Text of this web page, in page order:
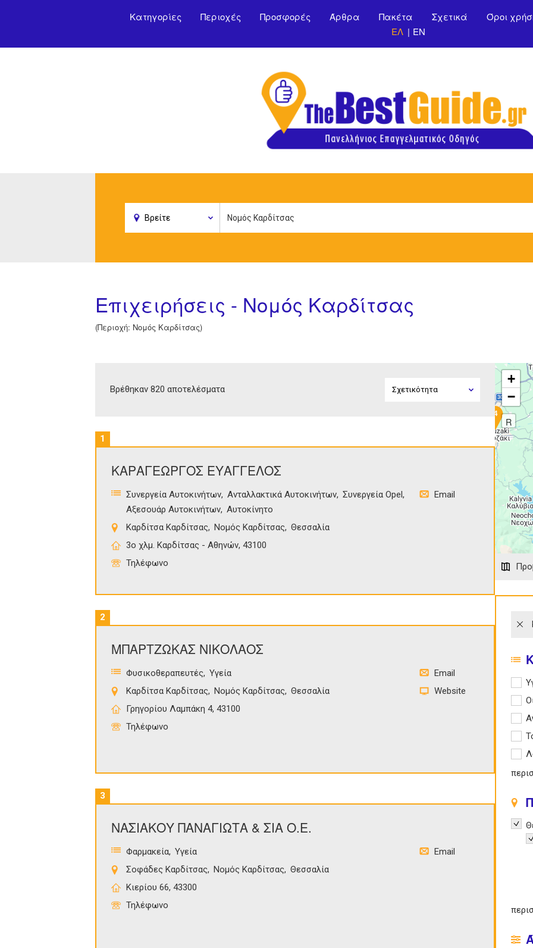
κυρίως περιεχόμενο
Κατηγορίες Περιοχές Προσφορές Άρθρα Πακέτα Σχετικά Όροι
ΕΛ
EN
Επιχειρήσεις - Νομός Καρδίτσας
(Περιοχή: Νομός Καρδίτσας)
Βρέθηκαν 820 αποτελέσματα
1
ΚΑΡΑΓΕΩΡΓΟΣ ΕΥΑΓΓΕΛΟΣ
Συνεργεία Αυτοκινήτων Ανταλλακτικά Αυτοκινήτων Συνεργεία Opel
Αξεσουάρ Αυτοκινήτων Αυτοκίνητο
Καρδίτσα Καρδίτσας
Νομός Καρδίτσας
Θεσσαλία
3ο χλμ. Καρδίτσας - Αθηνών, 43100
Τηλέφωνο
Email
2
ΜΠΑΡΤΖΩΚΑΣ ΝΙΚΟΛΑΟΣ
Φυσικοθεραπευτές
Υγεία
Καρδίτσα Καρδίτσας
Νομός Καρδίτσας
Θεσσαλία
Γρηγορίου Λαμπάκη 4, 43100
Τηλέφωνο
Email
Website
3
ΝΑΣΙΑΚΟΥ ΠΑΝΑΓΙΩΤΑ & ΣΙΑ Ο.Ε.
Φαρμακεία Υγεία
Σοφάδες Καρδίτσας
Νομός Καρδίτσας
Θεσσαλία
Κιερίου 66, 43300
Τηλέφωνο
Email
4
+
−
R